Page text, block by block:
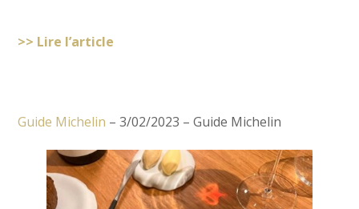
>> Lire l’article
Guide Michelin – 3/02/2023 – Guide Michelin